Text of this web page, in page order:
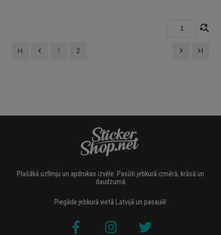
find_replace
first_page navigate_before 1 2 navigate_next last_page
Plašākā uzlīmju un apdrukas izvēle. Pasūti jebkurā izmērā, krāsā un
daudzumā
Piegāde jebkurā vietā Latvijā un pasaulē